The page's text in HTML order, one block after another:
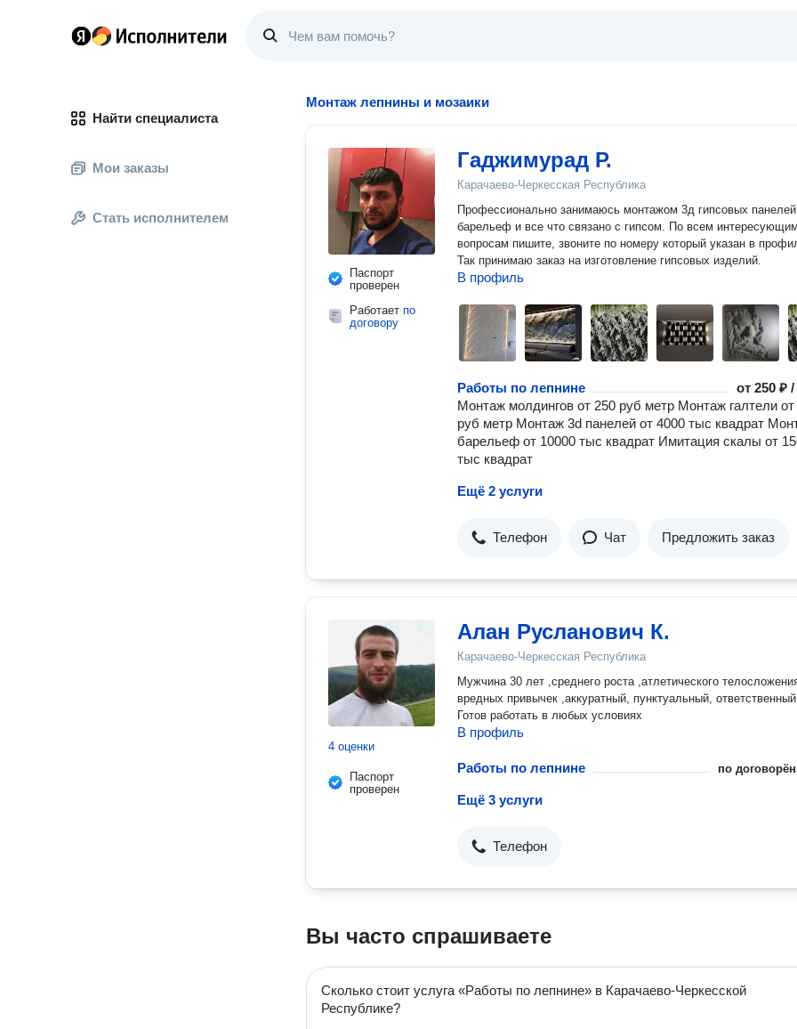
Найти специалиста
Мои заказы
Стать исполнителем
Монтаж лепнины и мозаики
Паспорт
проверен
Работает по
договору
Гаджимурад Р.
Карачаево-Черкесская Республика
Профессионально занимаюсь монтажом 3д гипсовых
барельеф и все что связано с гипсом. По всем
вопросам пишите, звоните по номеру который указан в
Так принимаю заказ на изготовление гипсовых изделий.
В профиль
Работы по лепнине от250 ₽
Монтаж молдингов от 250 руб метр Монтаж галтели от
руб метр Монтаж 3d панелей от 4000 тыс квадрат
барельеф от 10000 тыс квадрат Имитация скалы от
тыс квадрат
Ещё 2 услуги
Телефон Чат Предложить заказ
4 оценки
Паспорт
проверен
Алан Русланович К.
Карачаево-Черкесская Республика
Мужчина 30 лет ,среднего роста ,атлетического
вредных привычек ,аккуратный, пунктуальный,
Готов работать в любых условиях
В профиль
Работы по лепнине по
Ещё 3 услуги
Телефон
Вы часто спрашиваете
Сколько стоит услуга «Работы по лепнине» в Карачаево-Черкесской
Республике?